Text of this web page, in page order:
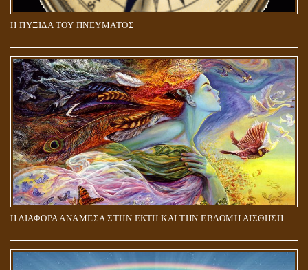
Η ΠΥΞΙΔΑ ΤΟΥ ΠΝΕΥΜΑΤΟΣ
Η ΔΙΑΦΟΡΑ ΑΝΑΜΕΣΑ ΣΤΗΝ ΕΚΤΗ ΚΑΙ ΤΗΝ ΕΒΔΟΜΗ ΑΙΣΘΗΣΗ
ΑΠΟΣΤΟΛΟΣ ΠΑΥΛΟΣ: ΠΕΡΙ ΚΡΙΣΕΩΣ